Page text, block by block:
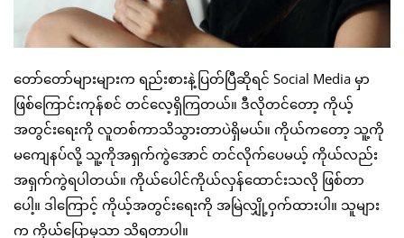
တော်တော်များများက ရည်းစားနဲ့ပြတ်ပြီဆိုရင် Social Media မှာ
ဖြစ်ကြောင်းကုန်စင် တင်လေ့ရှိကြတယ်။ ဒီလိုတင်တော့ ကိုယ့်
အတွင်းရေးကို လူတစ်ကာသိသွားတာပဲရှိမယ်။ ကိုယ်ကတော့ သူ့ကို
မကျေနပ်လို့ သူ့ကိုအရှက်ကွဲအောင် တင်လိုက်ပေမယ့် ကိုယ်လည်း
အရှက်ကွဲရပါတယ်။ ကိုယ်ပေါင်ကိုယ်လှန်ထောင်းသလို ဖြစ်တာ
ပေါ့။ ဒါကြောင့် ကိုယ့်အတွင်းရေးကို အမြဲလျှို့ဝှက်ထားပါ။ သူများ
က ကိုယ်ပြောမှသာ သိရတာပါ။